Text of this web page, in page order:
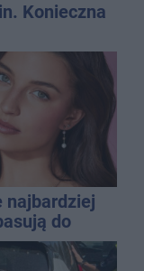
Konieczna
najbardziej
do